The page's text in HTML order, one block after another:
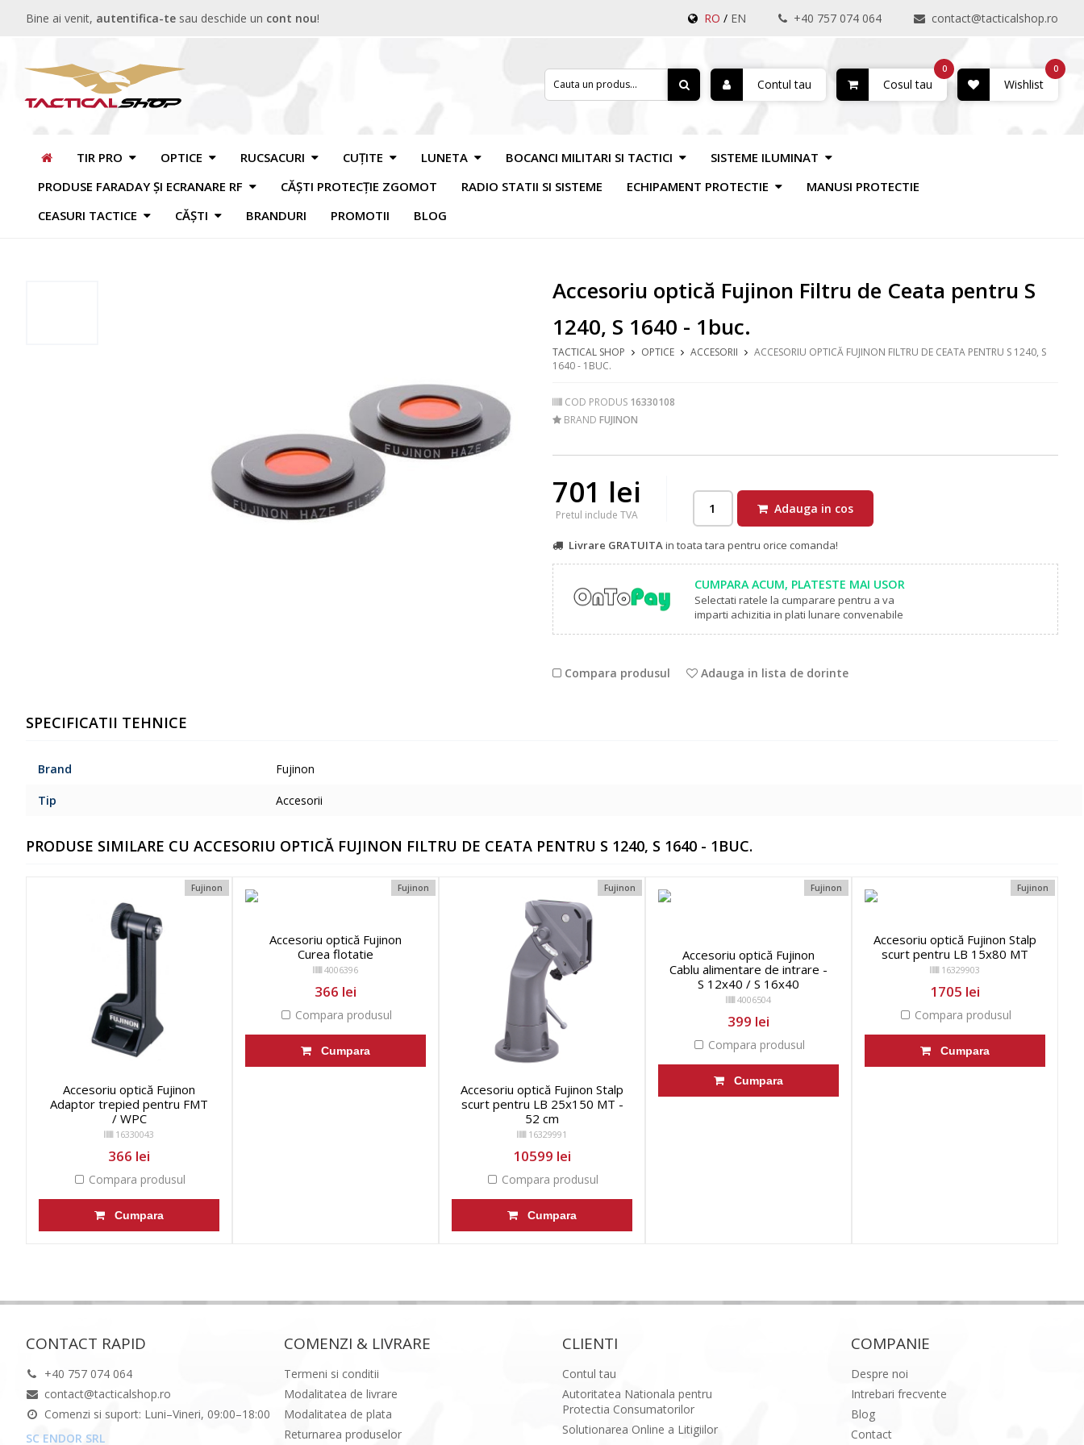
Bine ai venit, autentifica-te sau deschide un cont nou! RO / EN +40 757 074 064 contact@tacticalshop.ro
Contul tau Cosul tau
0
Wishlist
0
TIR PRO OPTICE RUCSACURI CUȚITE LUNETA BOCANCI MILITARI SI TACTICI
SISTEME ILUMINAT
PRODUSE FARADAY ȘI ECRANARE RF
CĂȘTI PROTECȚIE ZGOMOT RADIO STATII SI SISTEME ECHIPAMENT PROTECTIE
MANUSI PROTECTIE
CEASURI TACTICE
CĂȘTI BRANDURI PROMOTII BLOG
Accesoriu optică Fujinon Filtru de Ceata pentru S
1240, S 1640 - 1buc.
TACTICAL SHOP OPTICE ACCESORII
ACCESORIU OPTICĂ FUJINON FILTRU DE CEATA PENTRU S 1240, S
1640 - 1BUC.
COD PRODUS 16330108
BRAND FUJINON
701 lei
Pretul include TVA Adauga in cos
Livrare GRATUITAin toata tara pentru orice comanda!
CUMPARA ACUM, PLATESTE MAI USOR
Selectati ratele la cumparare pentru a va
imparti achizitia in plati lunare convenabile
Compara produsul Adauga in lista de dorinte
SPECIFICATII TEHNICE
Brand Fujinon
Tip Accesorii
PRODUSE SIMILARE CU ACCESORIU OPTICĂ FUJINON FILTRU DE CEATA PENTRU S 1240, S 1640 - 1BUC.
Fujinon
Accesoriu optică Fujinon
Adaptor trepied pentru FMT
/ WPC
16330043
366 lei
Compara produsul
Cumpara
Fujinon
Accesoriu optică Fujinon
Curea flotatie
4006396
366 lei
Compara produsul
Cumpara
Fujinon
Accesoriu optică Fujinon Stalp
scurt pentru LB 25x150 MT -
52 cm
16329991
10599 lei
Compara produsul
Cumpara
Fujinon
Accesoriu optică Fujinon
Cablu alimentare de intrare -
S 12x40 / S 16x40
4006504
399 lei
Compara produsul
Cumpara
Fujinon
Accesoriu optică Fujinon Stalp
scurt pentru LB 15x80 MT
16329903
1705 lei
Compara produsul
Cumpara
CONTACT RAPID
+40 757 074 064
contact@tacticalshop.ro
Comenzi si suport: Luni–Vineri, 09:00–18:00
SC ENDOR SRL
COMENZI & LIVRARE
Termeni si conditii
Modalitatea de livrare
Modalitatea de plata
Returnarea produselor
CLIENTI
Contul tau
Autoritatea Nationala pentru
Protectia Consumatorilor
Solutionarea Online a Litigiilor
COMPANIE
Despre noi
Intrebari frecvente
Blog
Contact